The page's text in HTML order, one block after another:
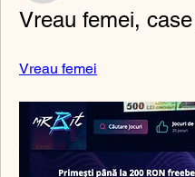
Vreau femei,
Vreau femei